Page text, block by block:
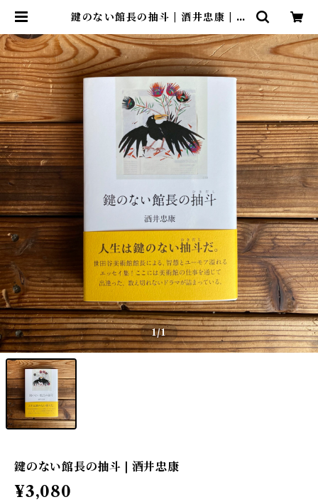
鍵のない館長の抽斗 | 酒井忠康 | 尾
庫
1/1
鍵のない館長の抽斗 | 酒井忠康
¥3,080